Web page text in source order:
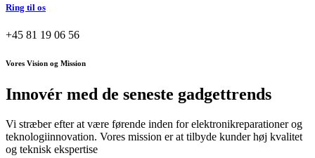
Ring til os
+45 81 19 06 56
Vores Vision og Mission
Innovér med de seneste gadgettrends
Vi stræber efter at være førende inden for elektronikreparationer og
teknologiinnovation. Vores mission er at tilbyde kunder høj kvalitet
og teknisk ekspertise